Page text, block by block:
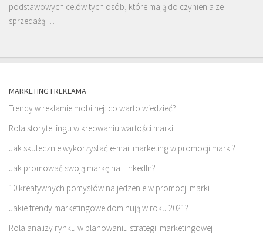
podstawowych celów tych osób, które mają do czynienia ze
sprzedażą …
MARKETING I REKLAMA
Trendy w reklamie mobilnej: co warto wiedzieć?
Rola storytellingu w kreowaniu wartości marki
Jak skutecznie wykorzystać e-mail marketing w promocji marki?
Jak promować swoją markę na LinkedIn?
10 kreatywnych pomysłów na jedzenie w promocji marki
Jakie trendy marketingowe dominują w roku 2021?
Rola analizy rynku w planowaniu strategii marketingowej